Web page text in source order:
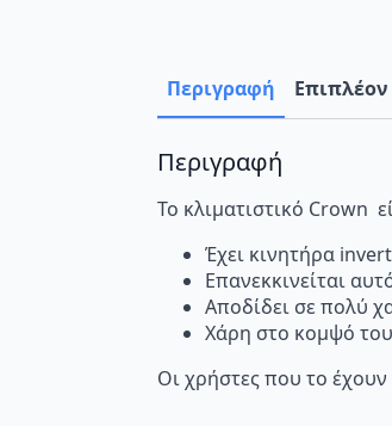
Περιγραφή
Περιγραφή
Το κλιματιστικό Crown
Έχει κινητήρα
Επανεκκινείται
Αποδίδει σε πολύ
Χάρη στο κομψό
Οι χρήστες που το έχουν